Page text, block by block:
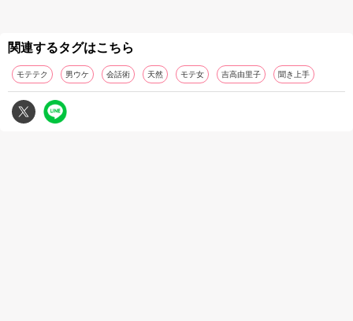
関連するタグはこちら
モテテク 男ウケ 会話術 天然 モテ女 吉高由里子 聞き上手